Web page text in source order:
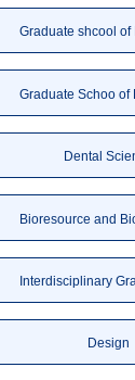
Graduate Schoo of
Dental
Design